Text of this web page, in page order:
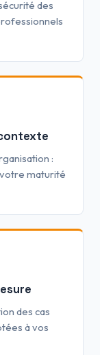
des
:
maturité
des cas
à vos